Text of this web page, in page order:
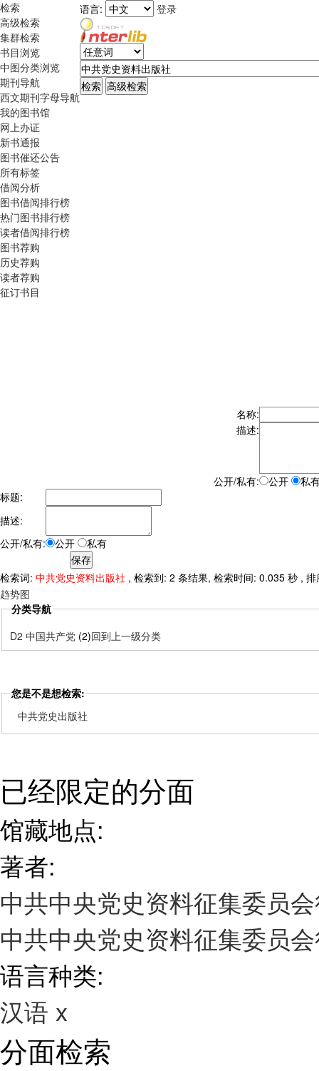
检索
高级检索
集群检索
书目浏览
中图分类浏览
期刊导航
西文期刊字母导航
我的图书馆
网上办证
新书通报
图书催还公告
所有标签
借阅分析
图书借阅排行榜
热门图书排行榜
读者借阅排行榜
图书荐购
历史荐购
读者荐购
征订书目
语言: 登录
名称:
描述:
公开/私有: 公开
私
标题:
描述:
公开/私有:
公开 私有
检索词: 中共党史资料出版社 , 检索到: 2 条结果, 检索时间: 0.035 秒 ,
趋势图
分类导航
D2 中国共产党 (2)回到上一级分类
您是不是想检索:
中共党史出版社
已经限定的分面
馆藏地点:
著者:
中共中央党史资料征集委员
中共中央党史资料征集委员
语言种类:
汉语 x
分面检索